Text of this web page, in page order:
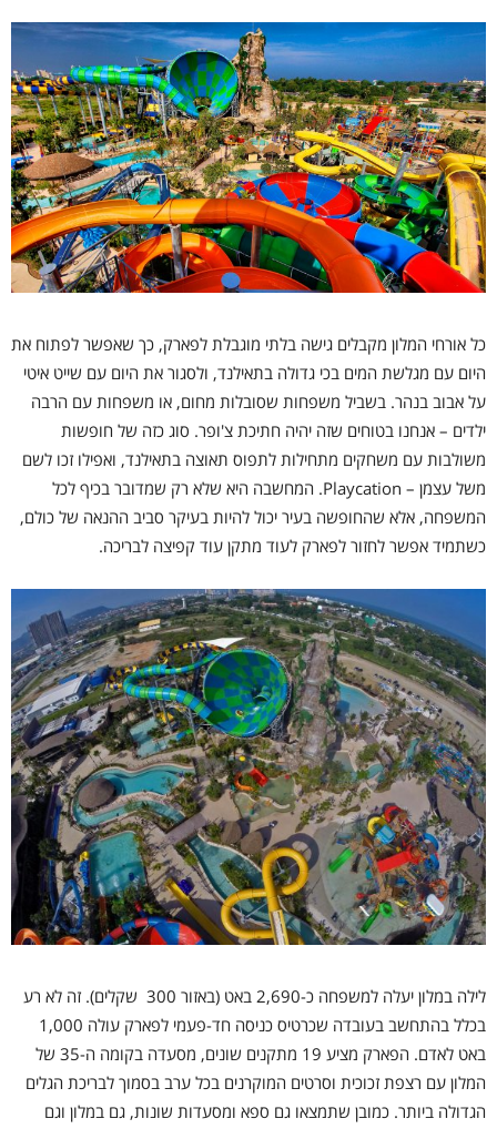
כל אורחי המלון מקבלים גישה בלתי מוגבלת לפארק, כך שאפשר לפתוח את
היום עם מגלשת המים בכי גדולה בתאילנד, ולסגור את היום עם שייט איטי
על אבוב בנהר. בשביל משפחות שסובלות מחום, או משפחות עם הרבה
ילדים – אנחנו בטוחים שזה יהיה חתיכת צ'ופר. סוג כזה של חופשות
משולבות עם משחקים מתחילות לתפוס תאוצה בתאילנד, ואפילו זכו לשם
משל עצמן – Playcation. המחשבה היא שלא רק שמדובר בכיף לכל
המשפחה, אלא שהחופשה בעיר יכול להיות בעיקר סביב ההנאה של כולם,
כשתמיד אפשר לחזור לפארק לעוד מתקן עוד קפיצה לבריכה.
לילה במלון יעלה למשפחה כ-2,690 באט (באזור 300 שקלים). זה לא רע
בכלל בהתחשב בעובדה שכרטיס כניסה חד-פעמי לפארק עולה 1,000
באט לאדם. הפארק מציע 19 מתקנים שונים, מסעדה בקומה ה-35 של
המלון עם רצפת זכוכית וסרטים המוקרנים בכל ערב בסמוך לבריכת הגלים
הגדולה ביותר. כמובן שתמצאו גם ספא ומסעדות שונות, גם במלון וגם